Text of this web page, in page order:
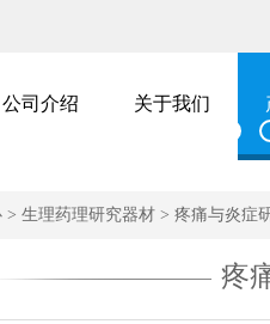
公司介绍 关于我们
> 生理药理研究器材 > 疼痛与炎症
疼